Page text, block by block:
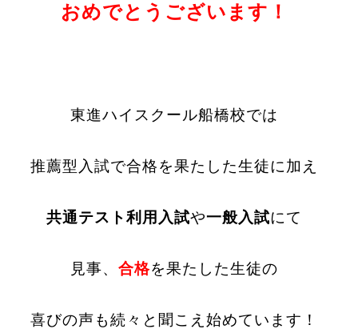
おめでとうございます！
東進ハイスクール船橋校では
推薦型入試で合格を果たした生徒に加え
共通テスト利用入試や一般入試にて
見事、合格を果たした生徒の
喜びの声も続々と聞こえ始めています！